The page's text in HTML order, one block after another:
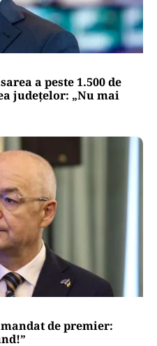
a peste 1.500 de
județelor: „Nu mai
de premier: